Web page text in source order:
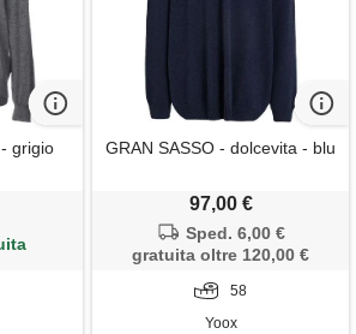
grigio GRAN SASSO - dolcevita - blu
97,00 €
Sped. 6,00 €
gratuita oltre 120,00 €
58
Yoox